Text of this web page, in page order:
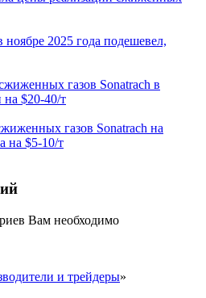
2025 года подешевел,
газов Sonatrach в
на $20-40/т
газов Sonatrach на
на $5-10/т
Вам необходимо
и трейдеры»